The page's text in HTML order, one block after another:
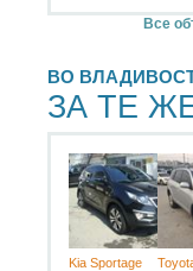
Все
ВО
ЗА ТЕ
Kia Sportage